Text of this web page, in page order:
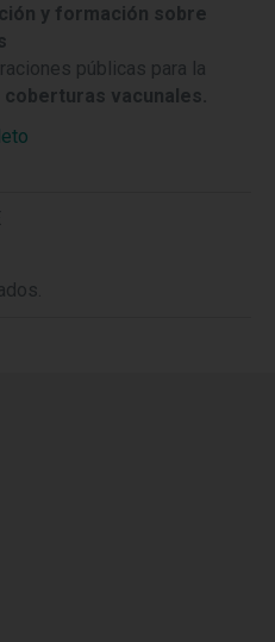
y formación sobre
públicas para la
vacunales.